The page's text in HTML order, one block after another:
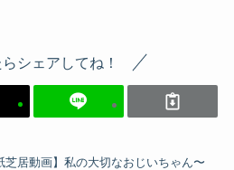
シェアしてね！
芝居動画】私の大切なおじいちゃん〜